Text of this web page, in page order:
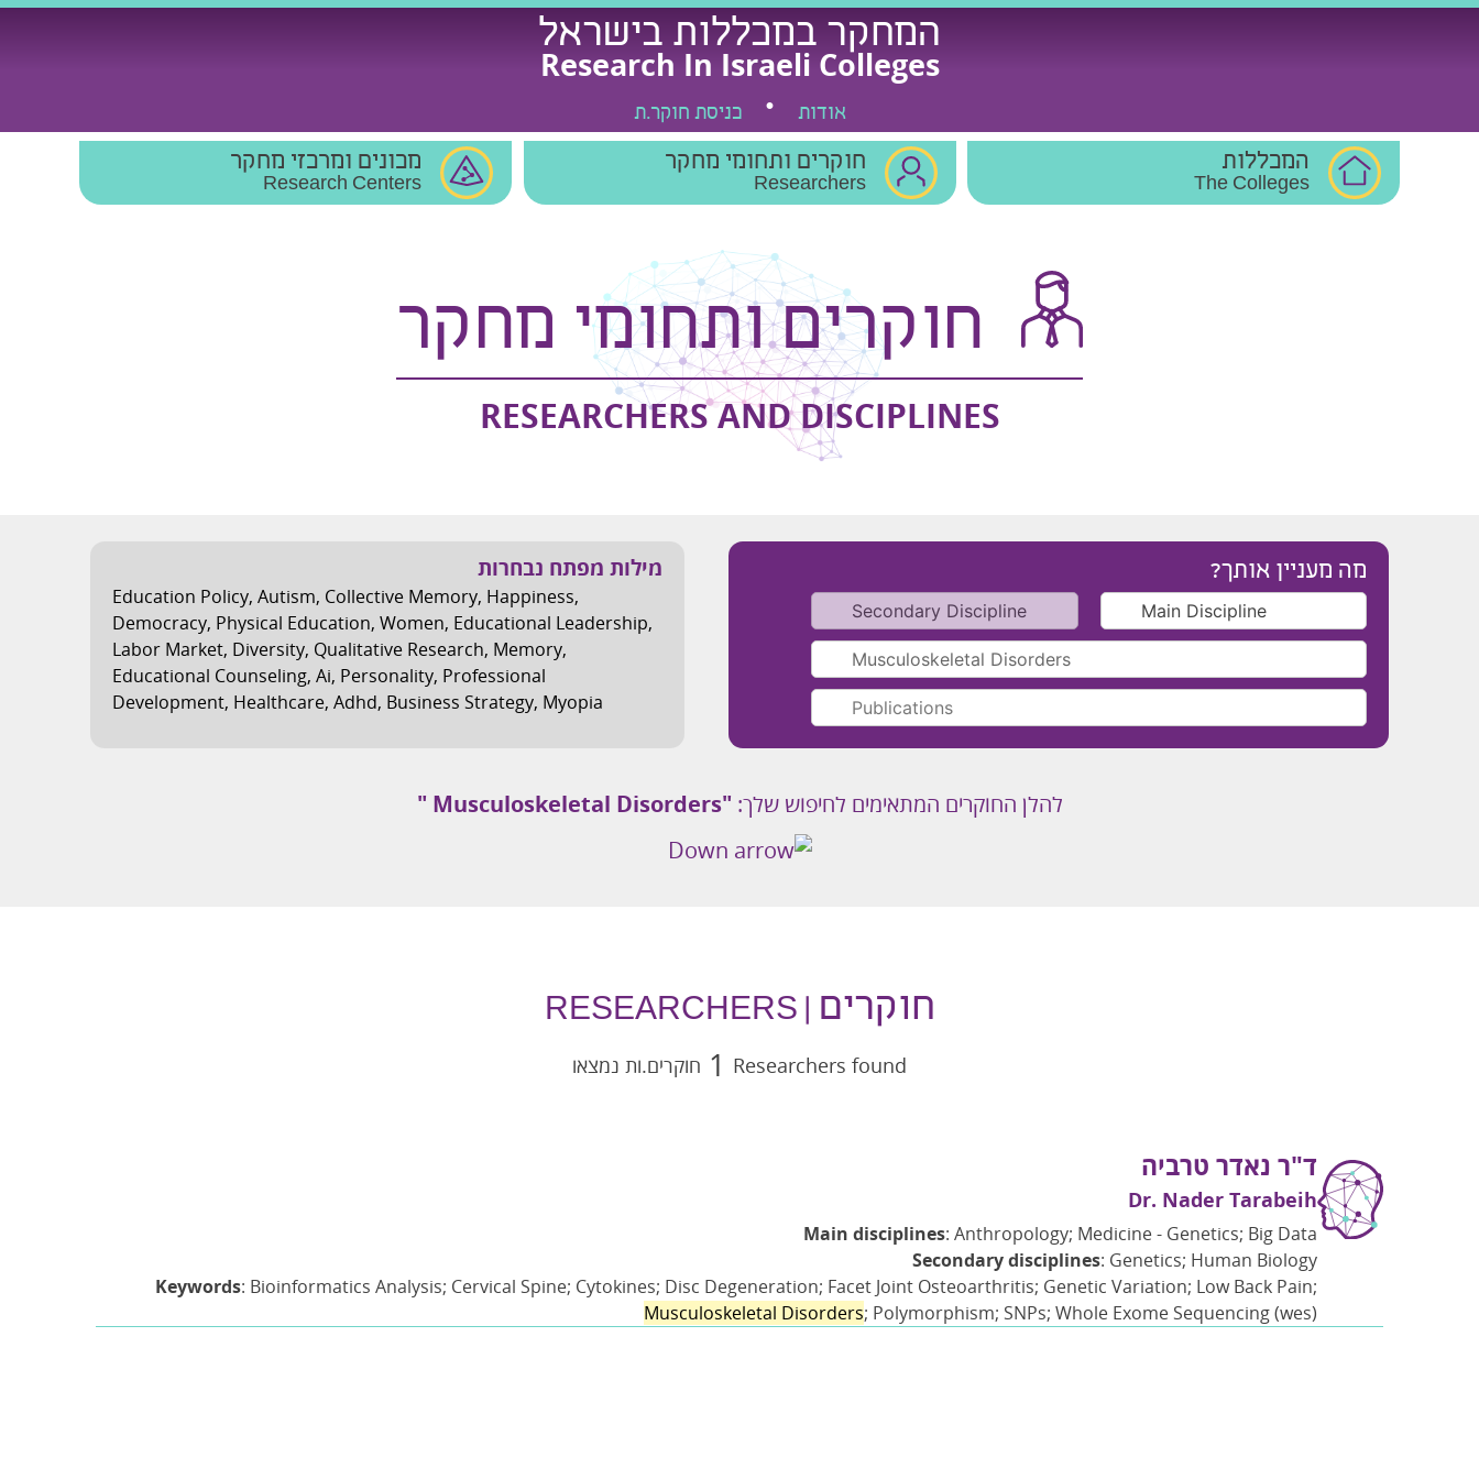
Skip
המחקר במכללות בישראל
Research In Israeli Colleges
אודות כניסת חוקר.ת
המכללות
The Colleges
חוקרים ותחומי מחקר
Researchers
מכונים ומרכזי מחקר
Research Centers
חוקרים ותחומי מחקר
RESEARCHERS AND DISCIPLINES
מה מעניין אותך? מילות מפתח נבחרות
Education Policy, Autism, Collective Memory, Happiness,
Democracy, Physical Education, Women, Educational Leadership,
Labor Market, Diversity, Qualitative Research, Memory,
Educational Counseling, Ai, Personality, Professional
Development, Healthcare, Adhd, Business Strategy, Myopia
להלן החוקרים המתאימים לחיפוש שלך: "Musculoskeletal Disorders "
חוקרים
Researchers found
1 חוקרים.ות נמצאו
ד"ר נאדר טרביה
Dr. Nader Tarabeih
Main disciplines: Anthropology; Medicine - Genetics; Big Data
Secondary disciplines: Genetics; Human Biology
Keywords: Bioinformatics Analysis; Cervical Spine; Cytokines; Disc Degeneration; Facet Joint Osteoarthritis; Genetic Variation; Low Back Pain;
Musculoskeletal Disorders; Polymorphism; SNPs; Whole Exome Sequencing (wes)